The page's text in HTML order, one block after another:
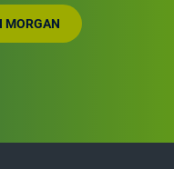
MORGAN